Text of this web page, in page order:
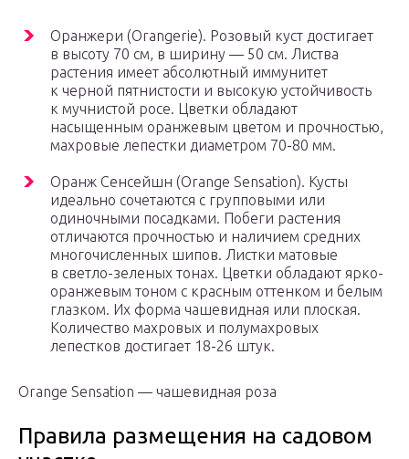
Оранжери (Orangerie). Розовый куст достигает
в высоту 70 см, в ширину — 50 см. Листва
растения имеет абсолютный иммунитет
к черной пятнистости и высокую устойчивость
к мучнистой росе. Цветки обладают
насыщенным оранжевым цветом и прочностью,
махровые лепестки диаметром 70-80 мм.
Оранж Сенсейшн (Orange Sensation). Кусты
идеально сочетаются с групповыми или
одиночными посадками. Побеги растения
отличаются прочностью и наличием средних
многочисленных шипов. Листки матовые
в светло-зеленых тонах. Цветки обладают ярко-
оранжевым тоном с красным оттенком и белым
глазком. Их форма чашевидная или плоская.
Количество махровых и полумахровых
лепестков достигает 18-26 штук.
Orange Sensation — чашевидная роза
Правила размещения на садовом